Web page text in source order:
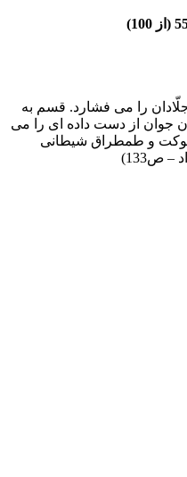
را می فشارد. قسم به
جوان از دست داده ای را می
و طمطراق شیطانی
ص133)